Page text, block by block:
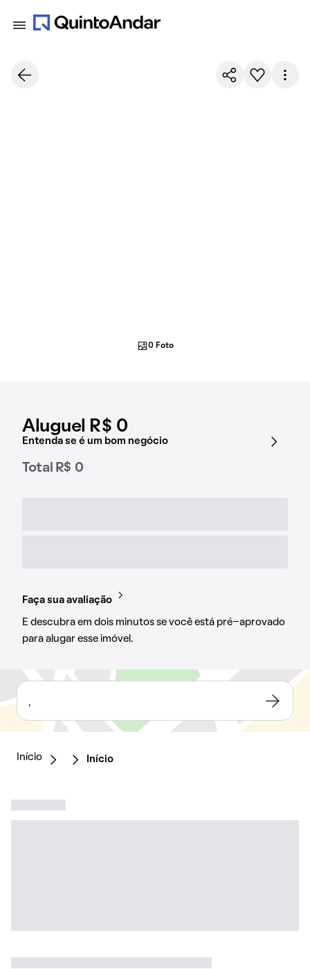
Aluguel R$ 0
Entenda se é um bom negócio
Total R$ 0
Faça sua avaliação
E descubra em dois minutos se você está pré-aprovado
para alugar esse imóvel.
0 Foto
,
Início Início